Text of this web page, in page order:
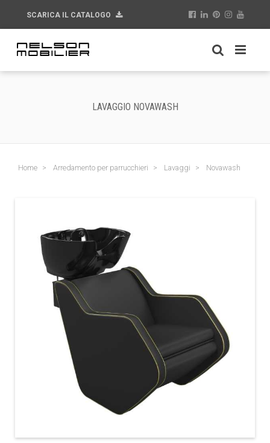
SCARICA IL CATALOGO
LAVAGGIO NOVAWASH
Home Arredamento per parrucchieri Lavaggi Novawash